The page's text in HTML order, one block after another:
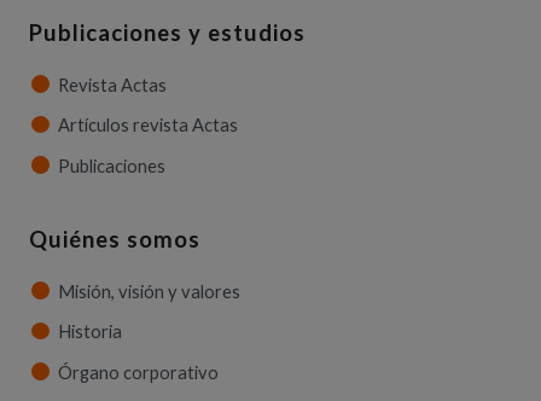
Publicaciones y estudios
Revista Actas
Artículos revista Actas
Publicaciones
Quiénes somos
Misión, visión y valores
Historia
Órgano corporativo